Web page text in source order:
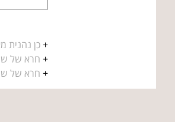
+כן נהנית
+ חרא של
+ חרא של